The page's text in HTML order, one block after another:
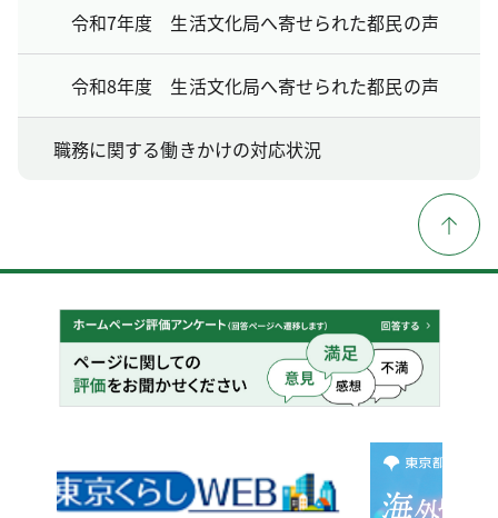
令和7年度 生活文化局へ寄せられた都民の声
令和8年度 生活文化局へ寄せられた都民の声
職務に関する働きかけの対応状況